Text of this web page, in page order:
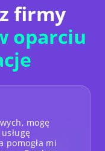
firmy
oparciu
mogę
pomogła mi